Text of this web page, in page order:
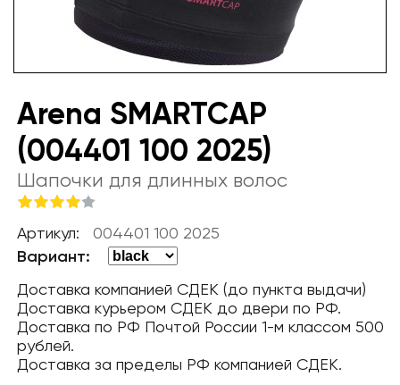
Arena SMARTCAP
(004401 100 2025)
Шапочки для длинных волос
Артикул: 004401 100 2025
Вариант:
Доставка компанией СДЕК (до пункта выдачи)
Доставка курьером СДЕК до двери по РФ.
Доставка по РФ Почтой России 1-м классом 500
рублей.
Доставка за пределы РФ компанией СДЕК.